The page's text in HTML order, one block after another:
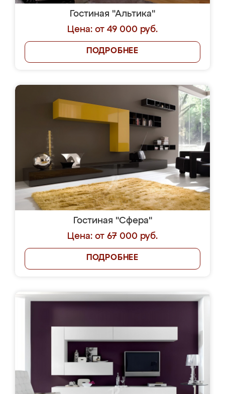
Гостиная "Альтика"
Цена: от 49 000 руб.
ПОДРОБНЕЕ
Гостиная "Сфера"
Цена: от 67 000 руб.
ПОДРОБНЕЕ